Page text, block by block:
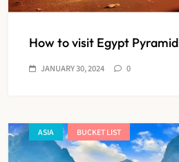
How to visit Egypt Pyramid
JANUARY 30, 2024 0
ASIA BUCKET LIST